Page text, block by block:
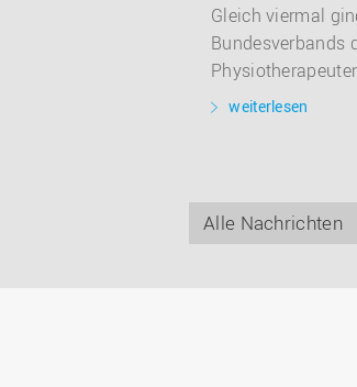
Gleich viermal
Bundesverbands
weiterlesen
Alle Nachrichten